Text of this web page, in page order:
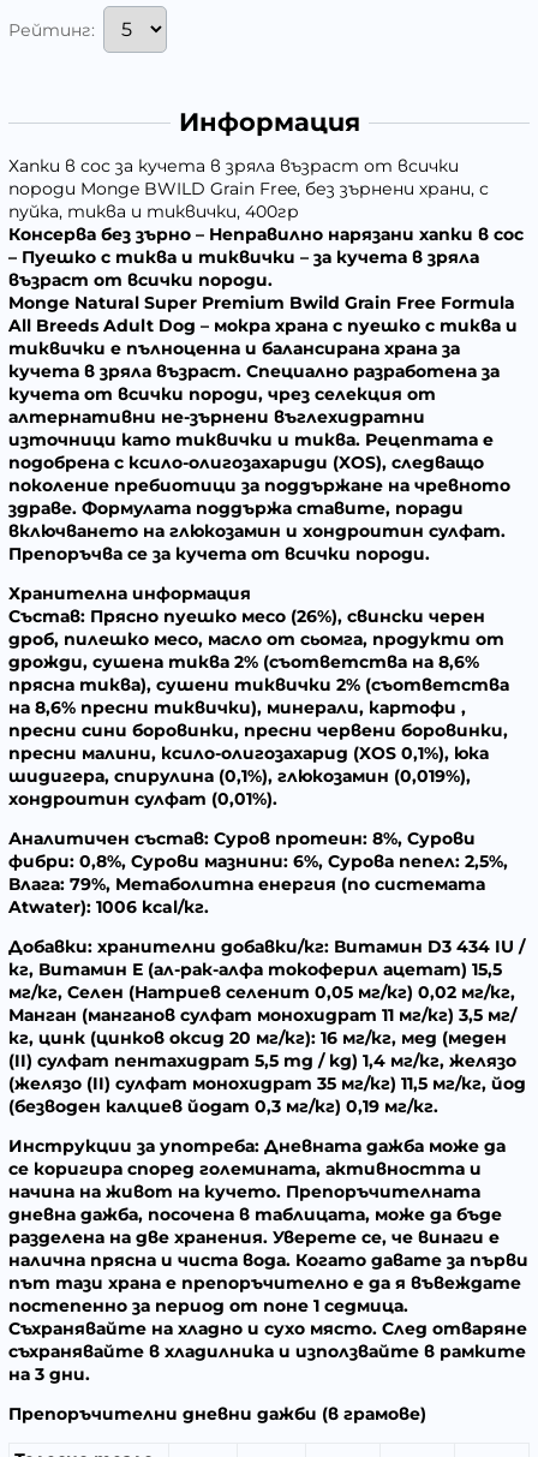
Рейтинг:
Информация
Хапки в сос за кучета в зряла възраст от всички
породи Monge BWILD Grain Free, без зърнени храни, с
пуйка, тиква и тиквички, 400гр
Консерва без зърно – Неправилно нарязани хапки в сос
– Пуешко с тиква и тиквички – за кучета в зряла
възраст от всички породи.
Monge Natural Super Premium Bwild Grain Free Formula
All Breeds Adult Dog – мокра храна с пуешко с тиква и
тиквички е пълноценна и балансирана храна за
кучета в зряла възраст. Специално разработена за
кучета от всички породи, чрез селекция от
алтернативни не-зърнени въглехидратни
източници като тиквички и тиква. Рецептата е
подобрена с ксило-олигозахариди (XOS), следващо
поколение пребиотици за поддържане на чревното
здраве. Формулата поддържа ставите, поради
включването на глюкозамин и хондроитин сулфат.
Препоръчва се за кучета от всички породи.
Хранителна информация
Състав: Прясно пуешко месо (26%), свински черен
дроб, пилешко месо, масло от сьомга, продукти от
дрожди, сушена тиква 2% (съответства на 8,6%
прясна тиква), сушени тиквички 2% (съответства
на 8,6% пресни тиквички), минерали, картофи ,
пресни сини боровинки, пресни червени боровинки,
пресни малини, ксило-олигозахарид (XOS 0,1%), юка
шидигера, спирулина (0,1%), глюкозамин (0,019%),
хондроитин сулфат (0,01%).
Аналитичен състав: Суров протеин: 8%, Сурови
фибри: 0,8%, Сурови мазнини: 6%, Сурова пепел: 2,5%,
Влага: 79%, Метаболитна енергия (по системата
Atwater): 1006 kcal/кг.
Добавки: хранителни добавки/кг: Витамин D3 434 IU /
кг, Витамин Е (ал-рак-алфа токоферил ацетат) 15,5
мг/кг, Селен (Натриев селенит 0,05 мг/кг) 0,02 мг/кг,
Манган (манганов сулфат монохидрат 11 мг/кг) 3,5 мг/
кг, цинк (цинков оксид 20 мг/кг): 16 мг/кг, мед (меден
(II) сулфат пентахидрат 5,5 mg / kg) 1,4 мг/кг, желязо
(желязо (II) сулфат монохидрат 35 мг/кг) 11,5 мг/кг, йод
(безводен калциев йодат 0,3 мг/кг) 0,19 мг/кг.
Инструкции за употреба: Дневната дажба може да
се коригира според големината, активността и
начина на живот на кучето. Препоръчителната
дневна дажба, посочена в таблицата, може да бъде
разделена на две хранения. Уверете се, че винаги е
налична прясна и чиста вода. Когато давате за първи
път тази храна е препоръчително е да я въвеждате
постепенно за период от поне 1 седмица.
Съхранявайте на хладно и сухо място. След отваряне
съхранявайте в хладилника и използвайте в рамките
на 3 дни.
Препоръчителни дневни дажби (в грамове)